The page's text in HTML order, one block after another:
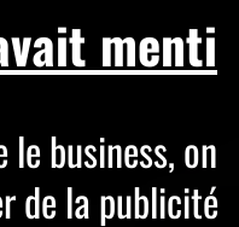
menti
le business, on
de la publicité